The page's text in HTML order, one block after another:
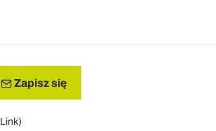
Zapisz się
Link)